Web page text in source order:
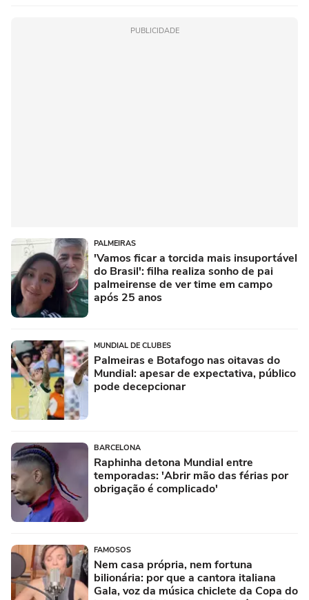
PUBLICIDADE
PALMEIRAS
'Vamos ficar a torcida mais insuportável
do Brasil': filha realiza sonho de pai
palmeirense de ver time em campo
após 25 anos
MUNDIAL DE CLUBES
Palmeiras e Botafogo nas oitavas do
Mundial: apesar de expectativa, público
pode decepcionar
BARCELONA
Raphinha detona Mundial entre
temporadas: 'Abrir mão das férias por
obrigação é complicado'
FAMOSOS
Nem casa própria, nem fortuna
bilionária: por que a cantora italiana
Gala, voz da música chiclete da Copa do